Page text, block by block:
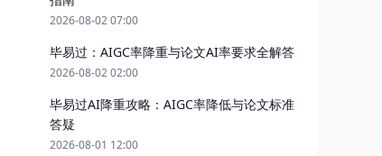
2026-08-02 07:00
毕易过：AIGC率降重与论文AI率要求全解答
2026-08-02 02:00
毕易过AI降重攻略：AIGC率降低与论文标准
答疑
2026-08-01 12:00